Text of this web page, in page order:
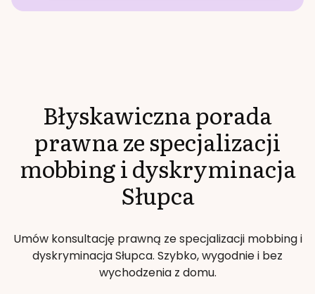
Błyskawiczna porada
prawna ze specjalizacji
mobbing i dyskryminacja
Słupca
Umów konsultację prawną ze specjalizacji mobbing i
dyskryminacjaSłupca. Szybko, wygodnie i bez
wychodzenia z domu.